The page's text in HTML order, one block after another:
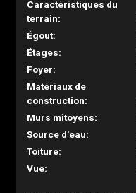
Caractéristiques du
terrain:
Égout:
Étages:
Foyer:
Matériaux de
construction:
Murs mitoyens:
Source d'eau:
Toiture:
Vue: